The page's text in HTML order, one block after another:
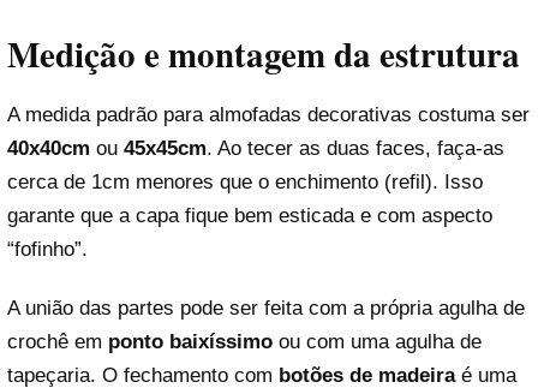
Medição e montagem da estrutura
A medida padrão para almofadas decorativas costuma ser
40x40cm ou 45x45cm. Ao tecer as duas faces, faça-as
cerca de 1cm menores que o enchimento (refil). Isso
garante que a capa fique bem esticada e com aspecto
“fofinho”.
A união das partes pode ser feita com a própria agulha de
crochê em ponto baixíssimo ou com uma agulha de
tapeçaria. O fechamento com botões de madeiraé uma